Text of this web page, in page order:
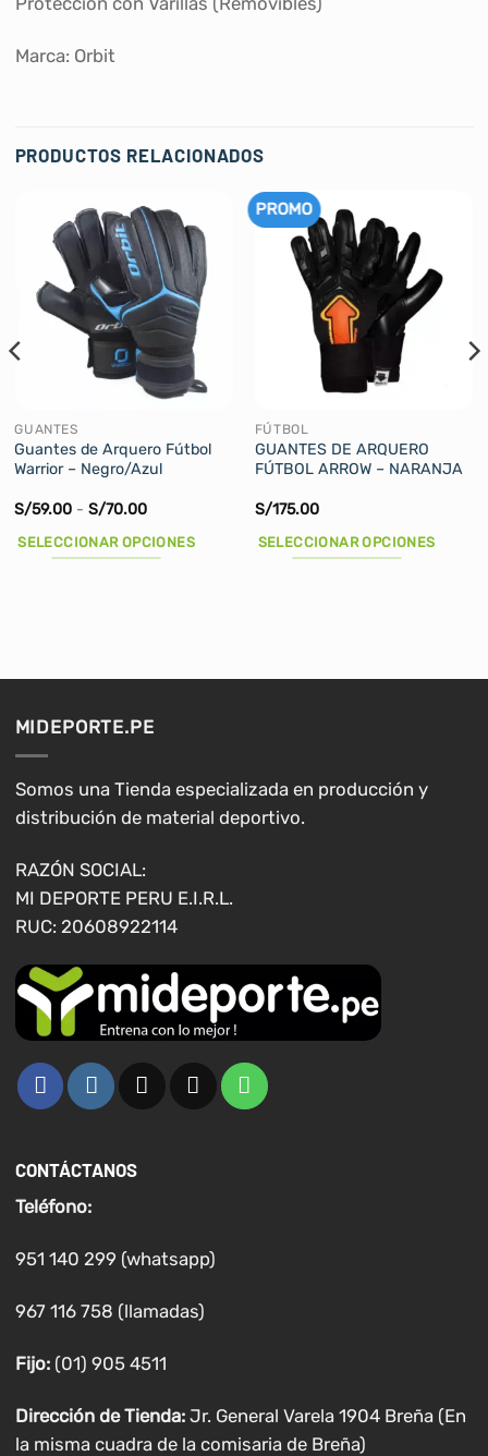
Marca: Orbit
PRODUCTOS RELACIONADOS
GUANTES
Guantes de Arquero Fútbol
Warrior – Negro/Azul
S/59.00 - S/70.00Rango
precios:
desde
SELECCIONAR OPCIONES
se
pueden
elegir
en
página
de
producto
PROMO
FÚTBOL
GUANTES DE ARQUERO
FÚTBOL ARROW – NARANJA
S/175.00
SELECCIONAR OPCIONES
elegir
en
MIDEPORTE.PE
Somos una Tienda especializada en producción y
distribución de material deportivo.
RAZÓN SOCIAL:
MI DEPORTE PERU E.I.R.L.
RUC: 20608922114
CONTÁCTANOS
Teléfono:
951 140 299 (whatsapp)
967 116 758 (llamadas)
Fijo:(01) 905 4511
Dirección de Tienda: Jr. General Varela 1904 Breña (En
la misma cuadra de la comisaria de Breña)